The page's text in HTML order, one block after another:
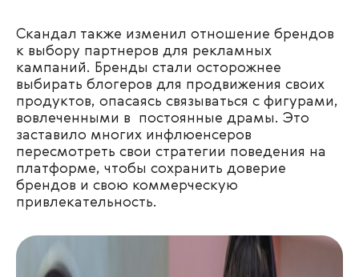
Скандал также изменил отношение брендов
к выбору партнеров для рекламных
кампаний. Бренды стали осторожнее
выбирать блогеров для продвижения своих
продуктов, опасаясь связываться с фигурами,
вовлеченными в постоянные драмы. Это
заставило многих инфлюенсеров
пересмотреть свои стратегии поведения на
платформе, чтобы сохранить доверие
брендов и свою коммерческую
привлекательность.